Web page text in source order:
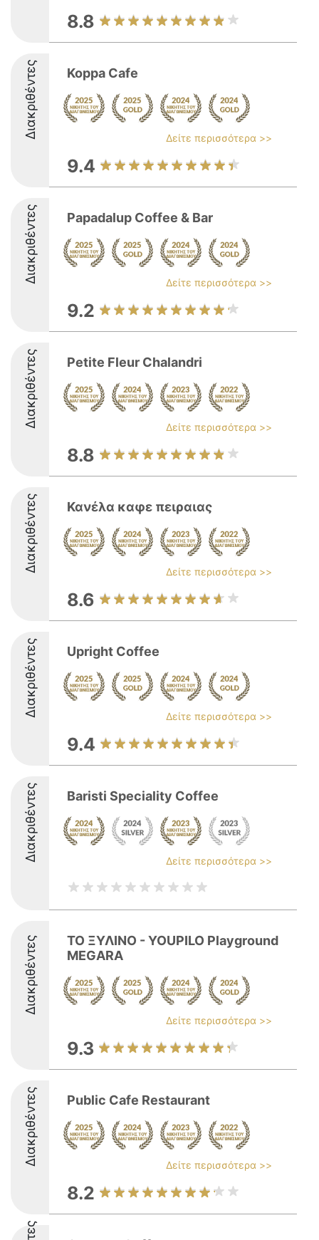
8.8
Διακριθέντες Koppa Cafe
Δείτε περισσότερα >>
9.4
Διακριθέντες Papadalup Coffee & Bar
Δείτε περισσότερα >>
9.2
Διακριθέντες Petite Fleur Chalandri
Δείτε περισσότερα >>
8.8
Διακριθέντες Κανέλα καφε πειραιας
Δείτε περισσότερα >>
8.6
Διακριθέντες Upright Coffee
Δείτε περισσότερα >>
9.4
Διακριθέντες Baristi Speciality Coffee
Δείτε περισσότερα >>
Διακριθέντες
ΤΟ ΞΥΛΙΝΟ - YOUPILO Playground
MEGARA
Δείτε περισσότερα >>
9.3
Διακριθέντες Public Cafe Restaurant
Δείτε περισσότερα >>
8.2